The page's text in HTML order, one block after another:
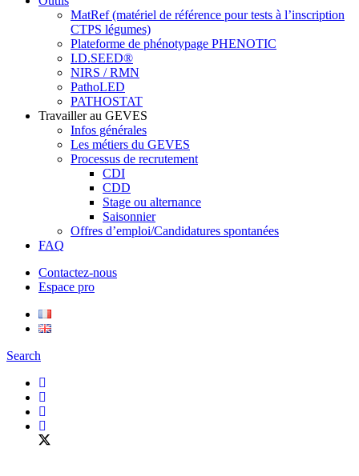
MatRef (matériel de référence pour tests à l’inscription
CTPS légumes)
Plateforme de phénotypage PHENOTIC
I.D.SEED®
NIRS / RMN
PathoLED
PATHOSTAT
Travailler au GEVES
Infos générales
Les métiers du GEVES
Processus de recrutement
CDI
CDD
Stage ou alternance
Saisonnier
Offres d’emploi/Candidatures spontanées
FAQ
Contactez-nous
Espace pro
Search